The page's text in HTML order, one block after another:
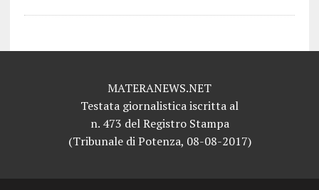
MATERANEWS.NET
Testata giornalistica iscritta al
n. 473 del Registro Stampa
(Tribunale di Potenza, 08-08-2017)